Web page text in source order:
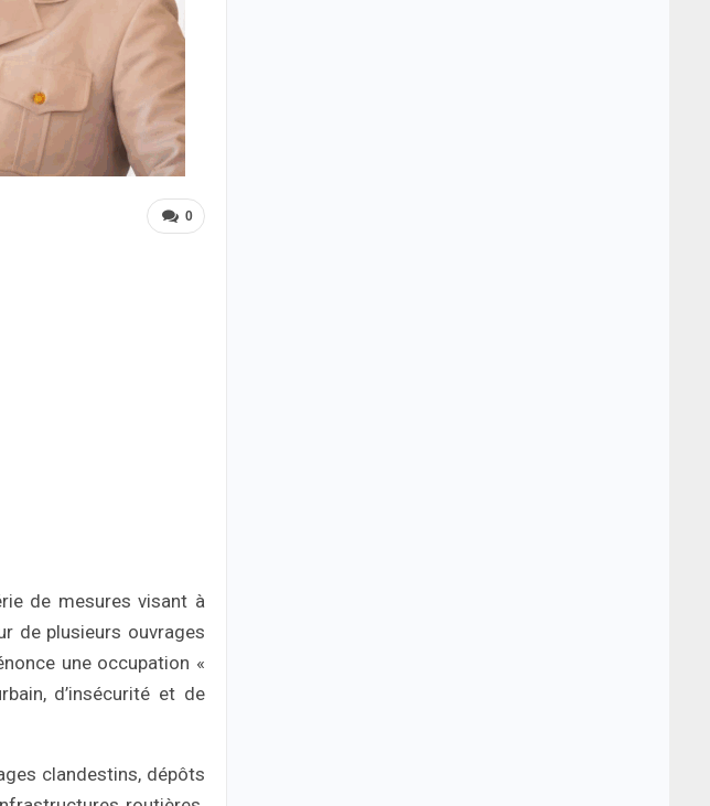
0
de mesures visant à
de plusieurs ouvrages
une occupation «
d’insécurité et de
clandestins, dépôts